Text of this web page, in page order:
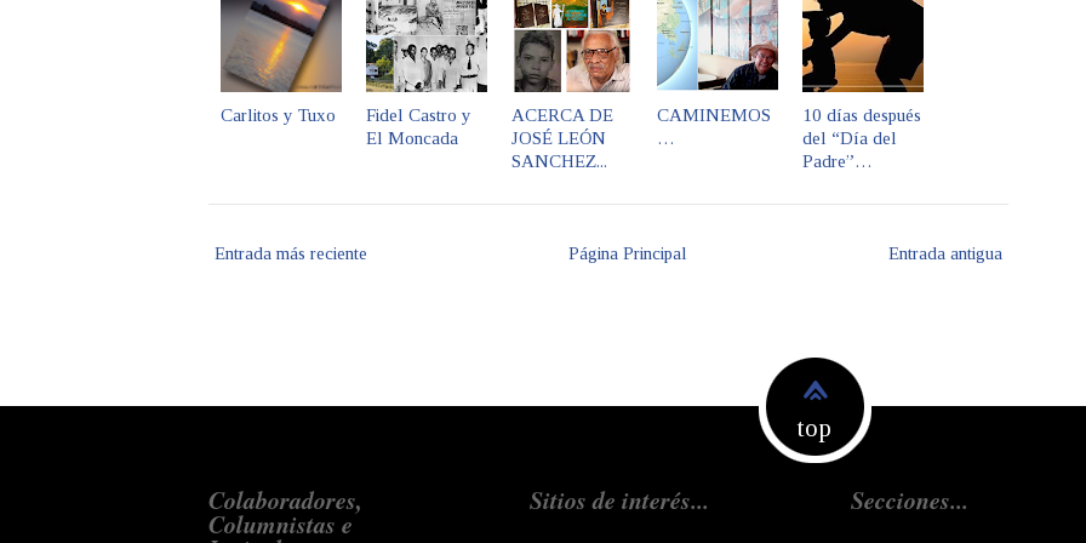
Carlitos y Tuxo
Fidel Castro y
El Moncada
ACERCA DE
JOSÉ LEÓN
SANCHEZ...
CAMINEMOS
…
10 días después
del “Día del
Padre”…
Entrada más reciente Entrada antigua
Página Principal
top
Colaboradores,
Columnistas e
Sitios de interés... Secciones...